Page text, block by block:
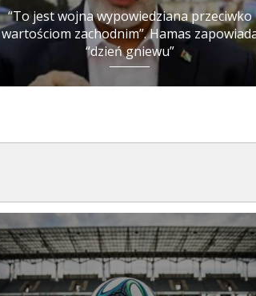
“To jest wojna wypowiedziana przeciwko
wartościom zachodnim”. Hamas
“dzień gniewu”